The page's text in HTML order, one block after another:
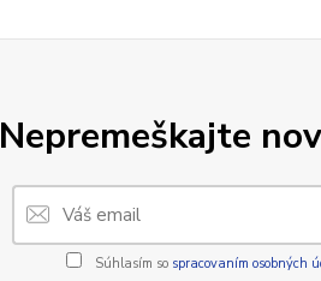
Nepremeškajte
Súhlasím so spracovaním osobných